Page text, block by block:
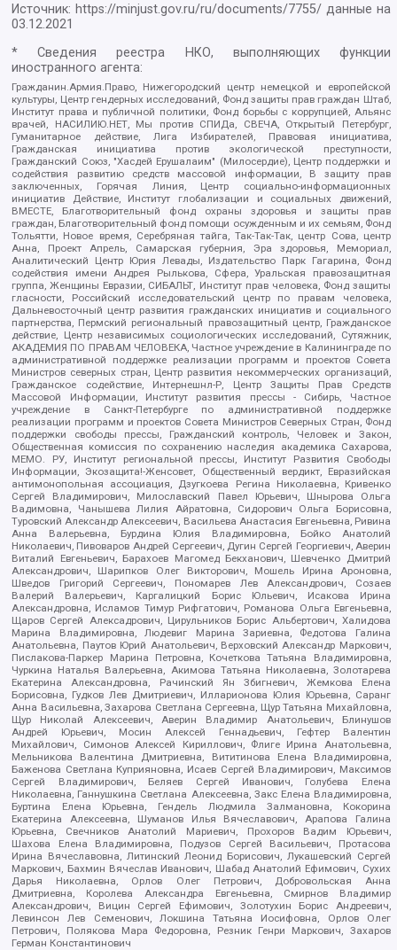
Источник: https://minjust.gov.ru/ru/documents/7755/ данные на
03.12.2021
* Сведения реестра НКО, выполняющих функции
иностранного агента:
Гражданин.Армия.Право, Нижегородский центр немецкой и европейской
культуры, Центр гендерных исследований, Фонд защиты прав граждан Штаб,
Институт права и публичной политики, Фонд борьбы с коррупцией, Альянс
врачей, НАСИЛИЮ.НЕТ, Мы против СПИДа, СВЕЧА, Открытый Петербург,
Гуманитарное действие, Лига Избирателей, Правовая инициатива,
Гражданская инициатива против экологической преступности,
Гражданский Союз, "Хасдей Ерушалаим" (Милосердие), Центр поддержки и
содействия развитию средств массовой информации, В защиту прав
заключенных, Горячая Линия, Центр социально-информационных
инициатив Действие, Институт глобализации и социальных движений,
ВМЕСТЕ, Благотворительный фонд охраны здоровья и защиты прав
граждан, Благотворительный фонд помощи осужденным и их семьям, Фонд
Тольятти, Новое время, Серебряная тайга, Так-Так-Так, центр Сова, центр
Анна, Проект Апрель, Самарская губерния, Эра здоровья, Мемориал,
Аналитический Центр Юрия Левады, Издательство Парк Гагарина, Фонд
содействия имени Андрея Рылькова, Сфера, Уральская правозащитная
группа, Женщины Евразии, СИБАЛЬТ, Институт прав человека, Фонд защиты
гласности, Российский исследовательский центр по правам человека,
Дальневосточный центр развития гражданских инициатив и социального
партнерства, Пермский региональный правозащитный центр, Гражданское
действие, Центр независимых социологических исследований, Сутяжник,
АКАДЕМИЯ ПО ПРАВАМ ЧЕЛОВЕКА, Частное учреждение в Калининграде по
административной поддержке реализации программ и проектов Совета
Министров северных стран, Центр развития некоммерческих организаций,
Гражданское содействие, Интернешнл-Р, Центр Защиты Прав Средств
Массовой Информации, Институт развития прессы - Сибирь, Частное
учреждение в Санкт-Петербурге по административной поддержке
реализации программ и проектов Совета Министров Северных Стран, Фонд
поддержки свободы прессы, Гражданский контроль, Человек и Закон,
Общественная комиссия по сохранению наследия академика Сахарова,
МЕМО. РУ, Институт региональной прессы, Институт Развития Свободы
Информации, Экозащита!-Женсовет, Общественный вердикт, Евразийская
антимонопольная ассоциация, Дзугкоева Регина Николаевна, Кривенко
Сергей Владимирович, Милославский Павел Юрьевич, Шнырова Ольга
Вадимовна, Чанышева Лилия Айратовна, Сидорович Ольга Борисовна,
Туровский Александр Алексеевич, Васильева Анастасия Евгеньевна, Ривина
Анна Валерьевна, Бурдина Юлия Владимировна, Бойко Анатолий
Николаевич, Пивоваров Андрей Сергеевич, Дугин Сергей Георгиевич, Аверин
Виталий Евгеньевич, Барахоев Магомед Бекханович, Шевченко Дмитрий
Александрович, Шарипков Олег Викторович, Мошель Ирина Ароновна,
Шведов Григорий Сергеевич, Пономарев Лев Александрович, Созаев
Валерий Валерьевич, Каргалицкий Борис Юльевич, Исакова Ирина
Александровна, Исламов Тимур Рифгатович, Романова Ольга Евгеньевна,
Щаров Сергей Алексадрович, Цирульников Борис Альбертович, Халидова
Марина Владимировна, Людевиг Марина Зариевна, Федотова Галина
Анатольевна, Паутов Юрий Анатольевич, Верховский Александр Маркович,
Пислакова-Паркер Марина Петровна, Кочеткова Татьяна Владимировна,
Чуркина Наталья Валерьевна, Акимова Татьяна Николаевна, Золотарева
Екатерина Александровна, Рачинский Ян Збигневич, Жемкова Елена
Борисовна, Гудков Лев Дмитриевич, Илларионова Юлия Юрьевна, Саранг
Анна Васильевна, Захарова Светлана Сергеевна, Щур Татьяна Михайловна,
Щур Николай Алексеевич, Аверин Владимир Анатольевич, Блинушов
Андрей Юрьевич, Мосин Алексей Геннадьевич, Гефтер Валентин
Михайлович, Симонов Алексей Кириллович, Флиге Ирина Анатольевна,
Мельникова Валентина Дмитриевна, Вититинова Елена Владимировна,
Баженова Светлана Куприяновна, Исаев Сергей Владимирович, Максимов
Сергей Владимирович, Беляев Сергей Иванович, Голубева Елена
Николаевна, Ганнушкина Светлана Алексеевна, Закс Елена Владимировна,
Буртина Елена Юрьевна, Гендель Людмила Залмановна, Кокорина
Екатерина Алексеевна, Шуманов Илья Вячеславович, Арапова Галина
Юрьевна, Свечников Анатолий Мариевич, Прохоров Вадим Юрьевич,
Шахова Елена Владимировна, Подузов Сергей Васильевич, Протасова
Ирина Вячеславовна, Литинский Леонид Борисович, Лукашевский Сергей
Маркович, Бахмин Вячеслав Иванович, Шабад Анатолий Ефимович, Сухих
Дарья Николаевна, Орлов Олег Петрович, Добровольская Анна
Дмитриевна, Королева Александра Евгеньевна, Смирнов Владимир
Александрович, Вицин Сергей Ефимович, Золотухин Борис Андреевич,
Левинсон Лев Семенович, Локшина Татьяна Иосифовна, Орлов Олег
Петрович, Полякова Мара Федоровна, Резник Генри Маркович, Захаров
Герман Константинович